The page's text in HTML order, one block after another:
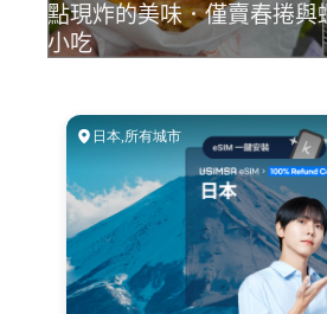
點現炸的美味．僅賣春捲與
小吃